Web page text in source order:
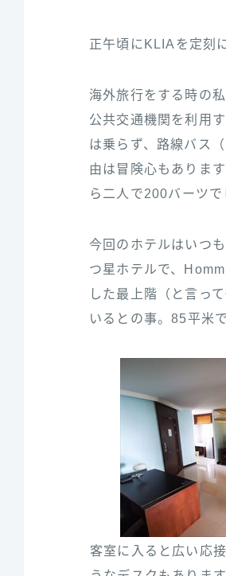
正午頃にKLIAを定刻
海外旅行をする時の
公共交通機関を利用
は乗らず、路線バス
由は冒険心もありま
ら二人で200バーツで
今回のホテルはいつ
つ星ホテルで、
した最上階（と言っ
いるとの事。85平米
客室に入ると広い応